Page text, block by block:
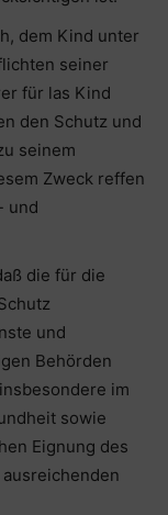
dem Kind unter
seiner
für las Kind
den Schutz und
seinem
Zweck reffen
und
die für die
und
Behörden
im
sowie
Eignung des